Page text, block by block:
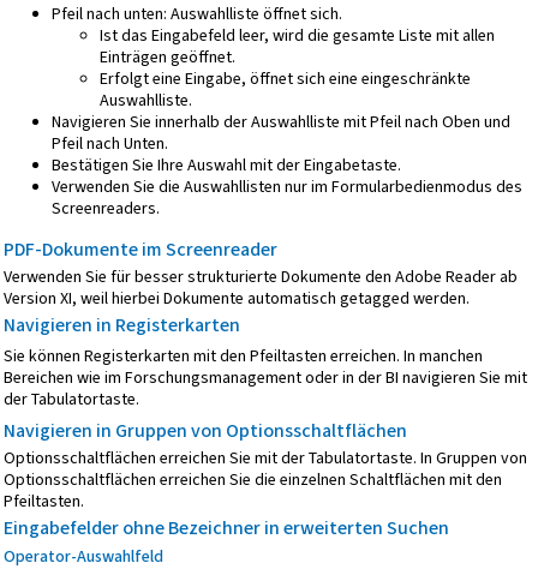
Pfeil nach unten: Auswahlliste öffnet sich.
Ist das Eingabefeld leer, wird die gesamte Liste mit allen
Einträgen geöffnet.
Erfolgt eine Eingabe, öffnet sich eine eingeschränkte
Auswahlliste.
Navigieren Sie innerhalb der Auswahlliste mit Pfeil nach Oben und
Pfeil nach Unten.
Bestätigen Sie Ihre Auswahl mit der Eingabetaste.
Verwenden Sie die Auswahllisten nur im Formularbedienmodus des
Screenreaders.
PDF-Dokumente im Screenreader
Verwenden Sie für besser strukturierte Dokumente den Adobe Reader ab
Version XI, weil hierbei Dokumente automatisch getagged werden.
Navigieren in Registerkarten
Sie können Registerkarten mit den Pfeiltasten erreichen. In manchen
Bereichen wie im Forschungsmanagement oder in der BI navigieren Sie mit
der Tabulatortaste.
Navigieren in Gruppen von Optionsschaltflächen
Optionsschaltflächen erreichen Sie mit der Tabulatortaste. In Gruppen von
Optionsschaltflächen erreichen Sie die einzelnen Schaltflächen mit den
Pfeiltasten.
Eingabefelder ohne Bezeichner in erweiterten Suchen
Operator-Auswahlfeld